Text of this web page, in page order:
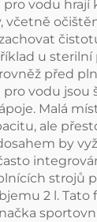
pro vodu hrají
včetně
u
před
pro vodu jsou
Malá
ale
by
strojů
2 l.